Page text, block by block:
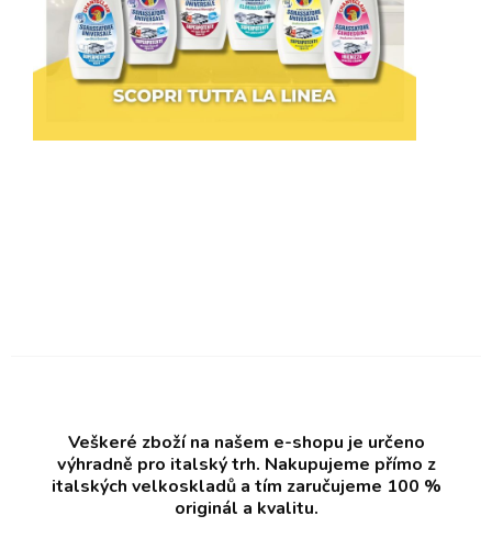
Veškeré zboží na našem e-shopu je určeno
výhradně pro italský trh. Nakupujeme přímo z
italských velkoskladů a tím zaručujeme 100 %
originál a kvalitu.